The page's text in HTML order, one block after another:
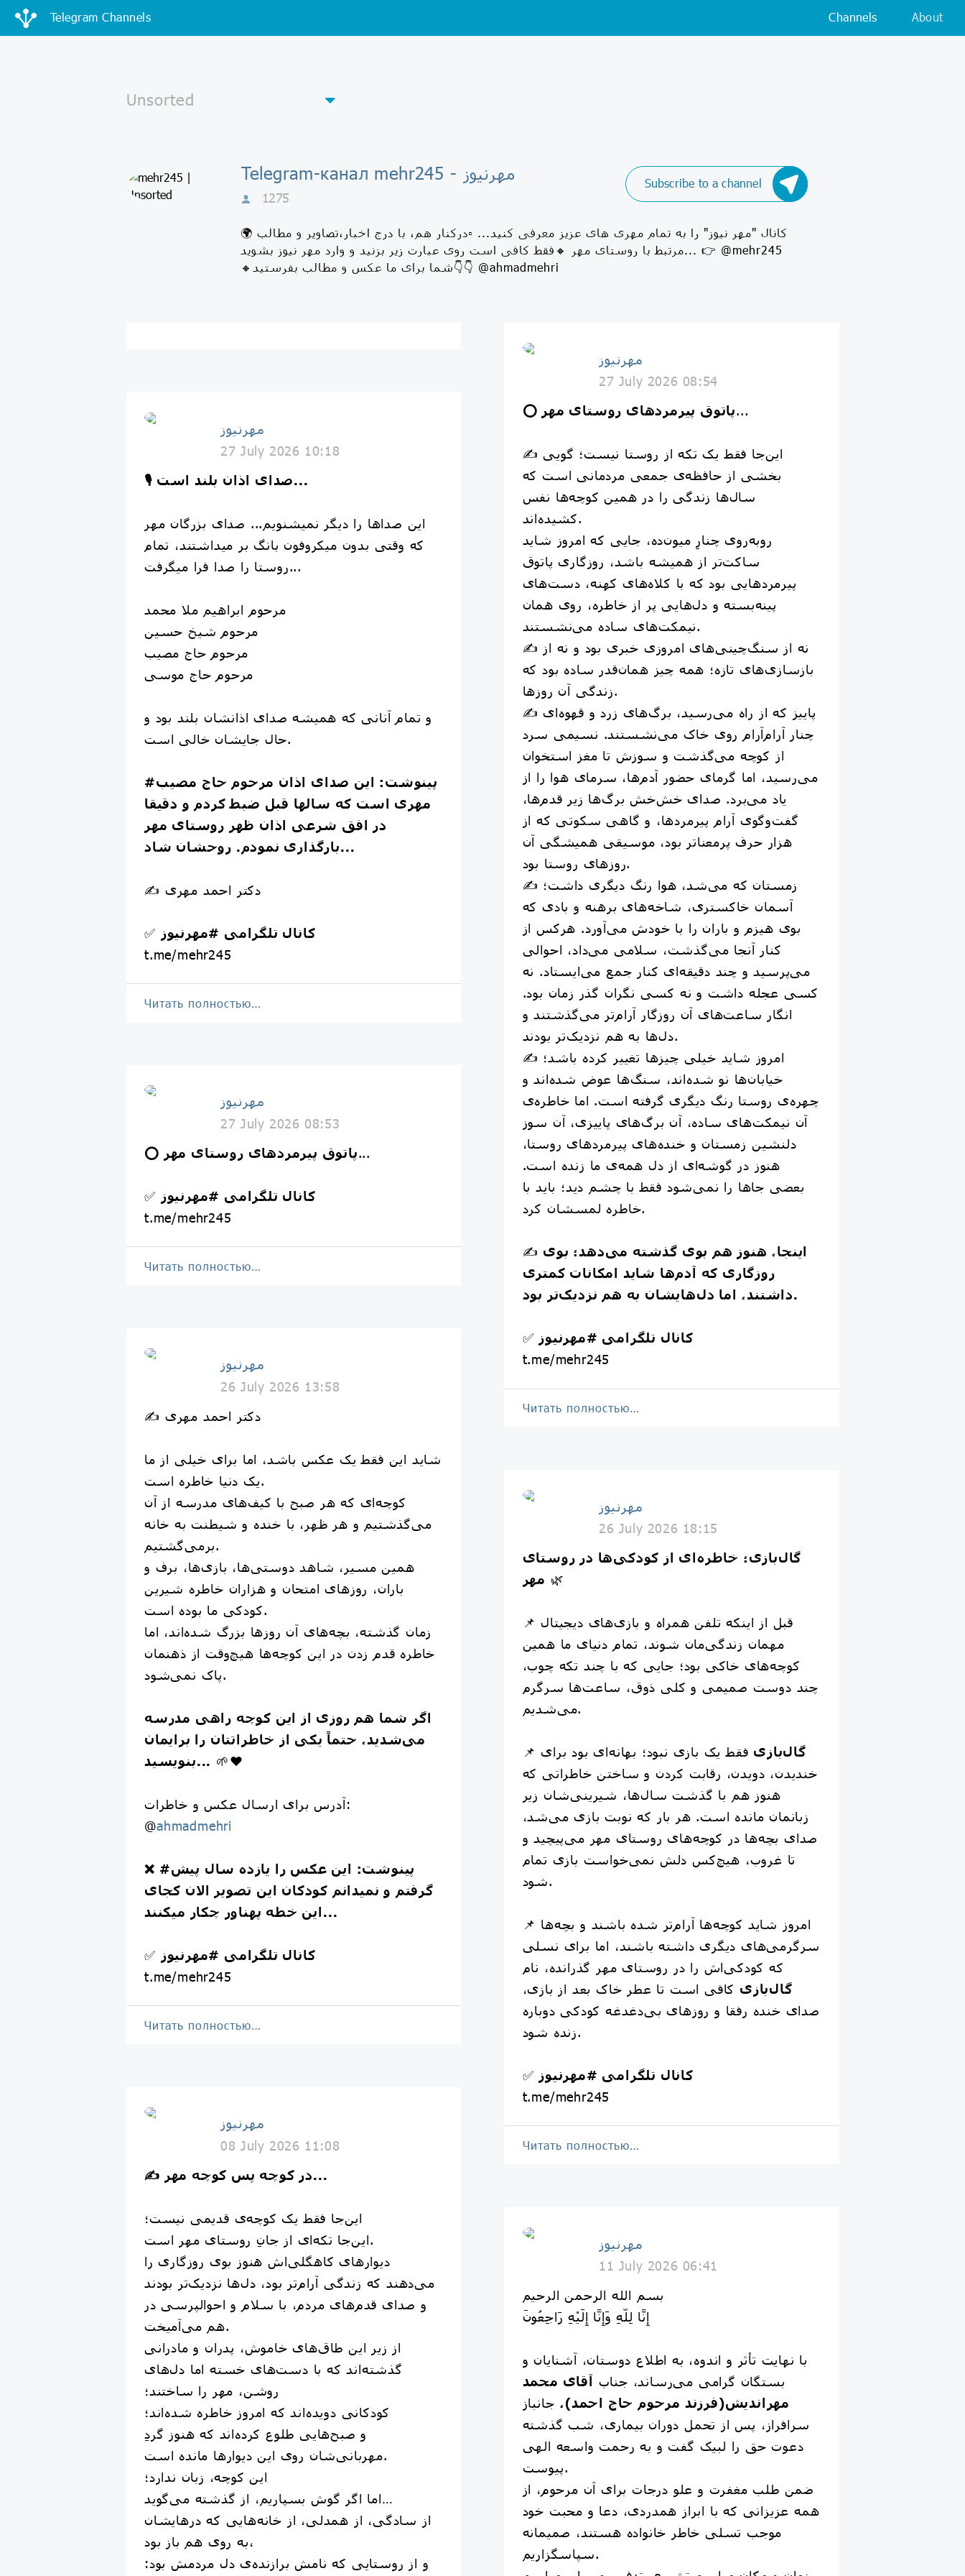
Telegram Channels Channels About
Subscribe to a channel Telegram-канал mehr245 - مهرنیوز
1275
🌍 کانال "مهر نیوز" را به تمام مهری های عزیز معرفی کنید... ▫️درکنار هم، با درج اخبار،تصاویر و مطالب
مرتبط با روستای مهر 🔸فقط کافی است روی عبارت زیر بزنید و وارد مهر نیوز بشوید... 👉 @mehr245
🔸شما برای ما عکس و مطالب بفرستید👇👇 @ahmadmehri
مهرنیوز
27 July 2026 10:18
🎙 صدای اذان بلند است...
این صداها را دیگر نمیشنویم... صدای بزرگان مهر
که وقتی بدون میکروفون بانگ بر میداشتند، تمام
روستا را صدا فرا میگرفت...
مرحوم ابراهیم ملا محمد
مرحوم شیخ حسین
مرحوم حاج مصیب
مرحوم حاج موسی
و تمام آنانی که همیشه صدای اذانشان بلند بود و
حال جایشان خالی است.
#پینوشت: این صدای اذان مرحوم حاج مصیب
مهری است که سالها قبل ضبط کردم و دقیقا
در افق شرعی اذان ظهر روستای مهر
بارگذاری نمودم. روحشان شاد...
✍️ دکتر احمد مهری
✅ کانال تلگرامی #مهرنیوز
t.me/mehr245
Читать полностью…
مهرنیوز
27 July 2026 08:53
⭕️ پاتوق پیرمردهای روستای مهر...
✅ کانال تلگرامی #مهرنیوز
t.me/mehr245
Читать полностью…
مهرنیوز
26 July 2026 13:58
✍️ دکتر احمد مهری
شاید این فقط یک عکس باشد، اما برای خیلی از ما
یک دنیا خاطره است.
کوچه‌ای که هر صبح با کیف‌های مدرسه از آن
می‌گذشتیم و هر ظهر، با خنده و شیطنت به خانه
برمی‌گشتیم.
همین مسیر، شاهد دوستی‌ها، بازی‌ها، برف و
باران، روزهای امتحان و هزاران خاطره شیرین
کودکی ما بوده است.
زمان گذشته، بچه‌های آن روزها بزرگ شده‌اند، اما
خاطره قدم زدن در این کوچه‌ها هیچ‌وقت از ذهنمان
پاک نمی‌شود.
اگر شما هم روزی از این کوچه راهی مدرسه
می‌شدید، حتماً یکی از خاطراتتان را برایمان
بنویسید... 🌱❤️
آدرس برای ارسال عکس و خاطرات:
@ahmadmehri
❌ #پینوشت: این عکس را یازده سال پیش
گرفتم و نمیدانم کودکان این تصویر الان کجای
این خطه پهناور چکار میکنند...
✅ کانال تلگرامی #مهرنیوز
t.me/mehr245
Читать полностью…
مهرنیوز
08 July 2026 11:08
✍️ در کوچه پس کوچه مهر...
این‌جا فقط یک کوچه‌ی قدیمی نیست؛
این‌جا تکه‌ای از جانِ روستای مهر است.
دیوارهای کاهگلی‌اش هنوز بوی روزگاری را
می‌دهند که زندگی آرام‌تر بود، دل‌ها نزدیک‌تر بودند
و صدای قدم‌های مردم، با سلام و احوالپرسی در
هم می‌آمیخت.
از زیر این طاق‌های خاموش، پدران و مادرانی
گذشته‌اند که با دست‌های خسته اما دل‌های
روشن، مهر را ساختند؛
کودکانی دویده‌اند که امروز خاطره شده‌اند؛
و صبح‌هایی طلوع کرده‌اند که هنوز گردِ
مهربانی‌شان روی این دیوارها مانده است.
این کوچه، زبان ندارد؛
اما اگر گوش بسپاریم، از گذشته می‌گوید…
از سادگی، از همدلی، از خانه‌هایی که درهایشان
به روی هم باز بود،
و از روستایی که نامش برازنده‌ی دل مردمش بود:
مهرنیوز
27 July 2026 08:54
⭕️ پاتوق پیرمردهای روستای مهر...
✍️ این‌جا فقط یک تکه از روستا نیست؛ گویی
بخشی از حافظه‌ی جمعی مردمانی است که
سال‌ها زندگی را در همین کوچه‌ها نفس
کشیده‌اند.
روبه‌روی چنارِ میون‌ده، جایی که امروز شاید
ساکت‌تر از همیشه باشد، روزگاری پاتوق
پیرمردهایی بود که با کلاه‌های کهنه، دست‌های
پینه‌بسته و دل‌هایی پر از خاطره، روی همان
نیمکت‌های ساده می‌نشستند.
✍️ نه از سنگ‌چینی‌های امروزی خبری بود و نه از
بازسازی‌های تازه؛ همه چیز همان‌قدر ساده بود که
زندگی آن روزها.
✍️ پاییز که از راه می‌رسید، برگ‌های زرد و قهوه‌ای
چنار آرام‌آرام روی خاک می‌نشستند. نسیمی سرد
از کوچه می‌گذشت و سوزش تا مغز استخوان
می‌رسید، اما گرمای حضور آدم‌ها، سرمای هوا را از
یاد می‌برد. صدای خش‌خش برگ‌ها زیر قدم‌ها،
گفت‌وگوی آرام پیرمردها، و گاهی سکوتی که از
هزار حرف پرمعناتر بود، موسیقی همیشگی آن
روزهای روستا بود.
✍️ زمستان که می‌شد، هوا رنگ دیگری داشت؛
آسمان خاکستری، شاخه‌های برهنه و بادی که
بوی هیزم و باران را با خودش می‌آورد. هرکس از
کنار آنجا می‌گذشت، سلامی می‌داد، احوالی
می‌پرسید و چند دقیقه‌ای کنار جمع می‌ایستاد. نه
کسی عجله داشت و نه کسی نگران گذر زمان بود.
انگار ساعت‌های آن روزگار آرام‌تر می‌گذشتند و
دل‌ها به هم نزدیک‌تر بودند.
✍️ امروز شاید خیلی چیزها تغییر کرده باشد؛
خیابان‌ها نو شده‌اند، سنگ‌ها عوض شده‌اند و
چهره‌ی روستا رنگ دیگری گرفته است. اما خاطره‌ی
آن نیمکت‌های ساده، آن برگ‌های پاییزی، آن سوز
دلنشین زمستان و خنده‌های پیرمردهای روستا،
هنوز در گوشه‌ای از دل همه‌ی ما زنده است.
بعضی جاها را نمی‌شود فقط با چشم دید؛ باید با
خاطره لمسشان کرد.
✍️ اینجا، هنوز هم بوی گذشته می‌دهد؛ بوی
روزگاری که آدم‌ها شاید امکانات کمتری
داشتند، اما دل‌هایشان به هم نزدیک‌تر بود.
✅ کانال تلگرامی #مهرنیوز
t.me/mehr245
Читать полностью…
مهرنیوز
26 July 2026 18:15
گال‌بازی؛ خاطره‌ای از کودکی‌ها در روستای
مهر 🌿
📌 قبل از اینکه تلفن همراه و بازی‌های دیجیتال
مهمان زندگی‌مان شوند، تمام دنیای ما همین
کوچه‌های خاکی بود؛ جایی که با چند تکه چوب،
چند دوست صمیمی و کلی ذوق، ساعت‌ها سرگرم
می‌شدیم.
📌 گال‌بازی فقط یک بازی نبود؛ بهانه‌ای بود برای
خندیدن، دویدن، رقابت کردن و ساختن خاطراتی که
هنوز هم با گذشت سال‌ها، شیرینی‌شان زیر
زبانمان مانده است. هر بار که نوبت بازی می‌شد،
صدای بچه‌ها در کوچه‌های روستای مهر می‌پیچید و
تا غروب، هیچ‌کس دلش نمی‌خواست بازی تمام
شود.
📌 امروز شاید کوچه‌ها آرام‌تر شده باشند و بچه‌ها
سرگرمی‌های دیگری داشته باشند، اما برای نسلی
که کودکی‌اش را در روستای مهر گذرانده، نام
گال‌بازی کافی است تا عطر خاک بعد از بازی،
صدای خنده رفقا و روزهای بی‌دغدغه کودکی دوباره
زنده شود.
✅ کانال تلگرامی #مهرنیوز
t.me/mehr245
Читать полностью…
مهرنیوز
11 July 2026 06:41
بسم الله الرحمن الرحیم
إِنَّا لِلّهِ وَإِنَّا إِلَيْهِ رَاجِعُونَ
با نهایت تأثر و اندوه، به اطلاع دوستان، آشنایان و
بستگان گرامی می‌رساند، جناب آقای محمد
مهراندیش(فرزند مرحوم حاج احمد)، جانباز
سرافراز، پس از تحمل دوران بیماری، شب گذشته
دعوت حق را لبیک گفت و به رحمت واسعه الهی
پیوست.
ضمن طلب مغفرت و علو درجات برای آن مرحوم، از
همه عزیزانی که با ابراز همدردی، دعا و محبت خود
موجب تسلی خاطر خانواده هستند، صمیمانه
سپاسگزاریم.